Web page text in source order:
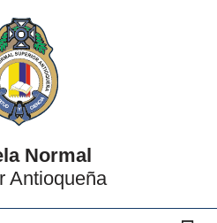
Normal
Antioqueña